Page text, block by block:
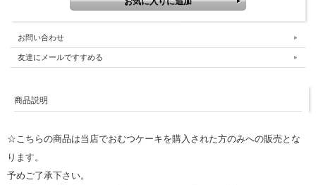
お問い合わせ
友達にメールですすめる
商品説明
☆こちらの商品は当店でおむつケーキを購入された方のみへの販売とな
ります。
予めご了承下さい。